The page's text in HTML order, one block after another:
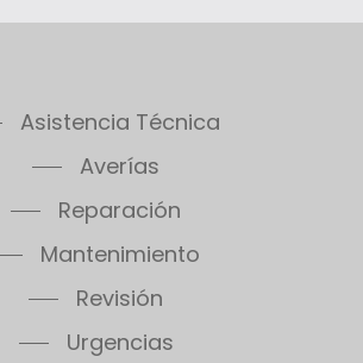
Asistencia Técnica
Averías
Reparación
Mantenimiento
Revisión
Urgencias